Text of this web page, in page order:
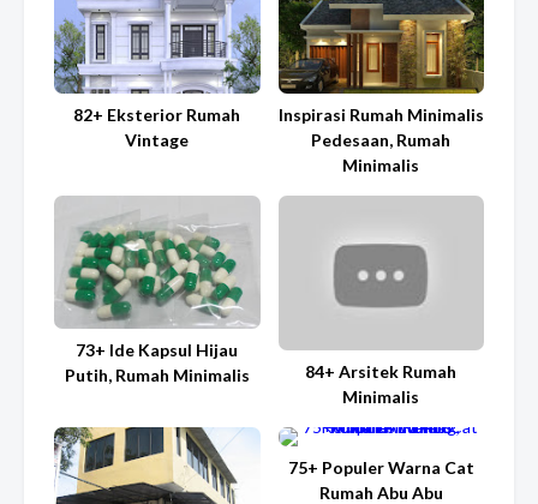
82+ Eksterior Rumah
Vintage
Inspirasi Rumah Minimalis
Pedesaan, Rumah
Minimalis
73+ Ide Kapsul Hijau
Putih, Rumah Minimalis
84+ Arsitek Rumah
Minimalis
75+ Populer Warna Cat
Rumah Abu Abu